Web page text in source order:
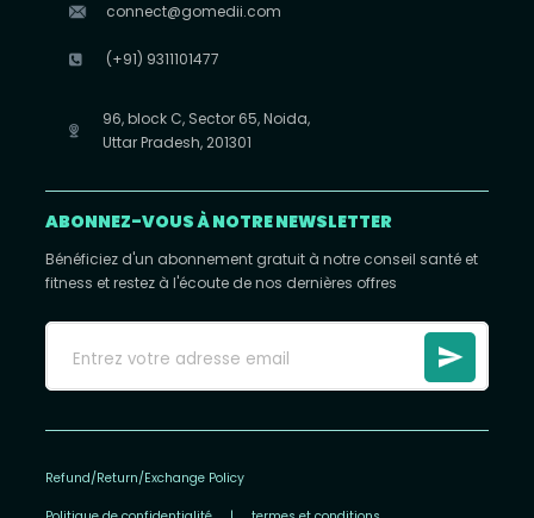
connect@gomedii.com
(+91) 9311101477
96, block C, Sector 65, Noida,
Uttar Pradesh, 201301
ABONNEZ-VOUS À NOTRE NEWSLETTER
Bénéficiez d'un abonnement gratuit à notre conseil santé et
fitness et restez à l'écoute de nos dernières offres
Refund/Return/Exchange Policy